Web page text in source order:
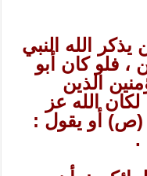
يذكر الله النبي
، فلو كان أبو
الذين
الله عز
(ص) أو يقول :
.